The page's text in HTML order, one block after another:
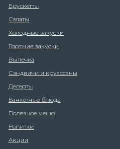
Брускетты
Салаты
Холодные закуски
Горячие закуски
Выпечка
Сэндвичи и круассаны
Десерты
Банкетные блюда
Полезное меню
Напитки
Акции